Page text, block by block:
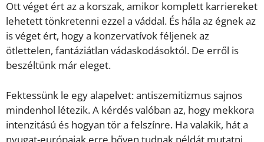
Ott véget ért az a korszak, amikor komplett karriereket
lehetett tönkretenni ezzel a váddal. És hála az égnek az
is véget ért, hogy a konzervatívok féljenek az
ötlettelen, fantáziátlan vádaskodásoktól. De erről is
beszéltünk már eleget.
Fektessünk le egy alapelvet: antiszemitizmus sajnos
mindenhol létezik. A kérdés valóban az, hogy mekkora
intenzitású és hogyan tör a felszínre. Ha valakik, hát a
nyugat-európaiak erre bőven tudnak példát mutatni.